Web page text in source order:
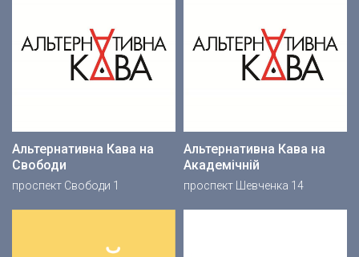
Альтернативна Кава на
Свободи
проспект Свободи 1
Альтернативна Кава на
Академічній
проспект Шевченка 14